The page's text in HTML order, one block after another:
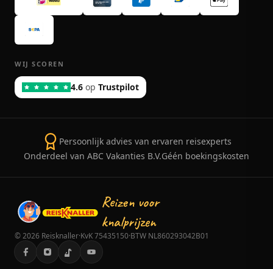
WIJ SCOREN
4.6 op Trustpilot
Persoonlijk advies van ervaren reisexperts
Onderdeel van ABC Vakanties B.V.Géén boekingskosten
Reizen voor
knalprijzen
©2026 Reisknaller·KvK 75435150·BTW NL860293042B01